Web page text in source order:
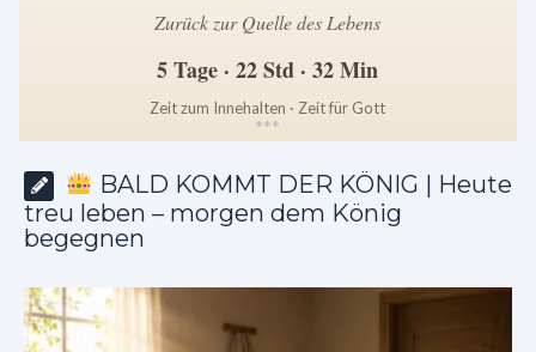
Zurück zur Quelle des Lebens
5 Tage · 22 Std · 32 Min
Zeit zum Innehalten · Zeit für Gott
***
BALD KOMMT DER KÖNIG | Heute
treu leben – morgen dem König
begegnen